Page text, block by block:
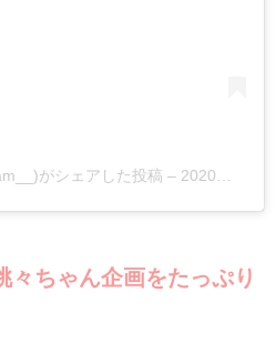
がシェアした投稿 – 2020年 6月月8日午後9時13分PDT
ちゃん企画をたっぷり